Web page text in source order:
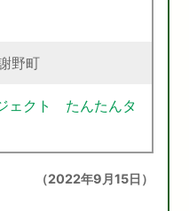
野町
ェクト たんたんタ
（2022年9月15日）